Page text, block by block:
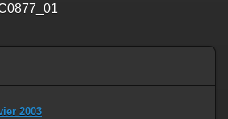
2003